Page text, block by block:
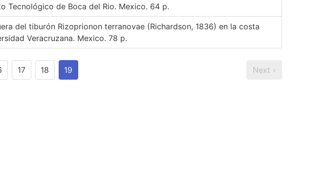
Tecnológico de Boca del Rio. Mexico. 64 p.
del tiburón Rizoprionon terranovae (Richardson, 1836) en la costa
Veracruzana. Mexico. 78 p.
Next ›
17 18 19